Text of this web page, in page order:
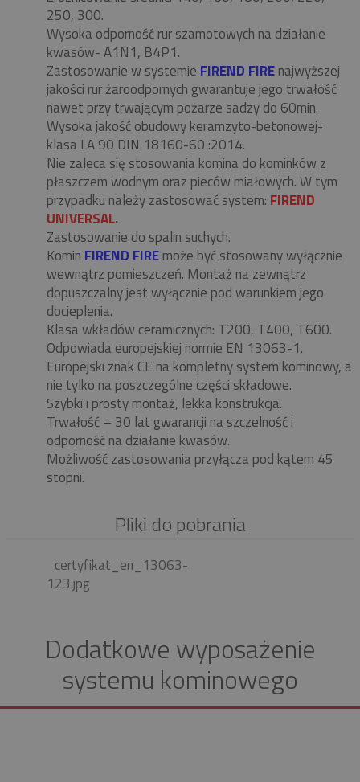
250, 300.
Wysoka odporność rur szamotowych na działanie
kwasów- A1N1, B4P1.
Zastosowanie w systemie FIREND FIREnajwyższej
jakości rur żaroodpornych gwarantuje jego trwałość
nawet przy trwającym pożarze sadzy do 60min.
Wysoka jakość obudowy keramzyto-betonowej-
klasa LA 90 DIN 18160-60 :2014.
Nie zaleca się stosowania komina do kominków z
płaszczem wodnym oraz pieców miałowych. W tym
przypadku należy zastosować system: FIREND
UNIVERSAL.
Zastosowanie do spalin suchych.
Komin FIREND FIREmoże być stosowany wyłącznie
wewnątrz pomieszczeń. Montaż na zewnątrz
dopuszczalny jest wyłącznie pod warunkiem jego
docieplenia.
Klasa wkładów ceramicznych: T200, T400, T600.
Odpowiada europejskiej normie EN 13063-1.
Europejski znak CE na kompletny system kominowy, a
nie tylko na poszczególne części składowe.
Szybki i prosty montaż, lekka konstrukcja.
Trwałość – 30 lat gwarancji na szczelność i
odporność na działanie kwasów.
Możliwość zastosowania przyłącza pod kątem 45
stopni.
Pliki do pobrania
certyfikat_en_13063-
123.jpg
Dodatkowe wyposażenie
systemu kominowego